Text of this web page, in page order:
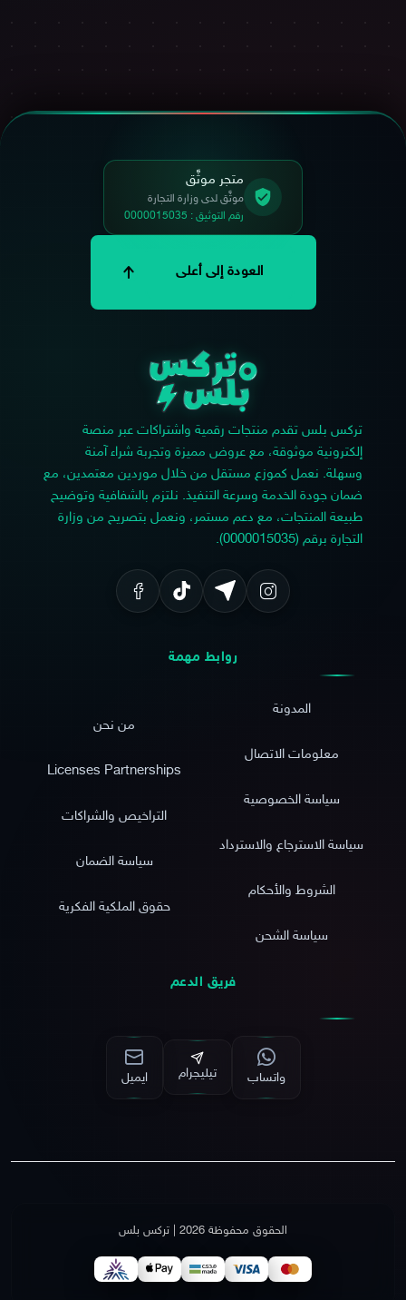
متجر موثَّق
موثَّق لدى وزارة التجارة
رقم التوثيق : 0000015035
العودة إلى أعلى
تركس بلس تقدم منتجات رقمية واشتراكات عبر منصة
إلكترونية موثوقة، مع عروض مميزة وتجربة شراء آمنة
وسهلة. نعمل كموزع مستقل من خلال موردين معتمدين، مع
ضمان جودة الخدمة وسرعة التنفيذ. نلتزم بالشفافية وتوضيح
طبيعة المنتجات، مع دعم مستمر، ونعمل بتصريح من وزارة
التجارة برقم (0000015035).
روابط مهمة
المدونة
معلومات الاتصال
سياسة الخصوصية
سياسة الاسترجاع والاسترداد
الشروط والأحكام
سياسة الشحن
من نحن
Licenses Partnerships
التراخيص والشراكات
سياسة الضمان
حقوق الملكية الفكرية
فريق الدعم
واتساب تيليجرام ايميل
الحقوق محفوظة 2026 | تركس بلس